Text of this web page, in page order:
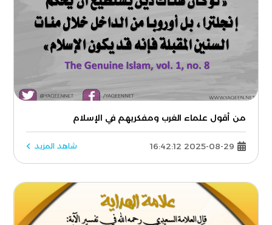
من أقول علماء الغرب ومفكريهم في الإسلام
2025-08-29 16:42:12 شاهد المزيد